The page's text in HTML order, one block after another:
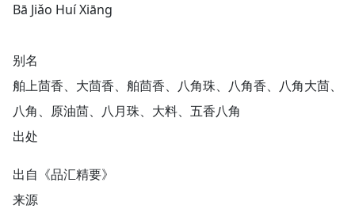
Bā Jiǎo Huí Xiānɡ
别名
舶上茴香、大茴香、舶茴香、八角珠、八角香、八角大茴、
八角、原油茴、八月珠、大料、五香八角
出处
出自《品汇精要》
来源